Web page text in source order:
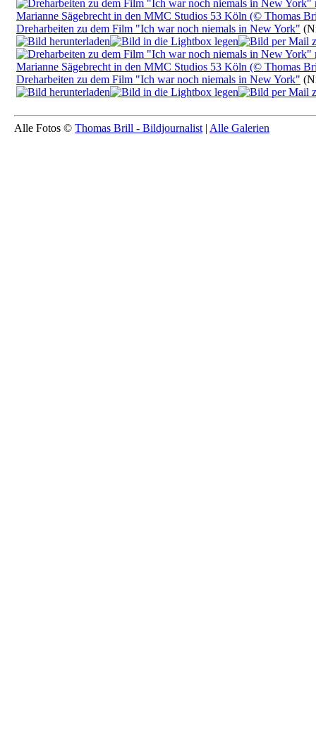
Dreharbeiten zu dem Film "Ich war noch niemals in New York"
Dreharbeiten zu dem Film "Ich war noch niemals in New York"
Alle Fotos © Thomas Brill - Bildjournalist | Alle Galerien